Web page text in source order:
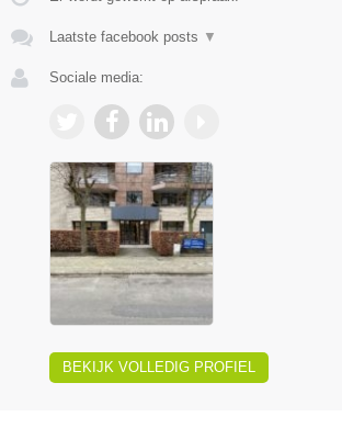
Laatste facebook posts ▼
Sociale media:
BEKIJK VOLLEDIG PROFIEL